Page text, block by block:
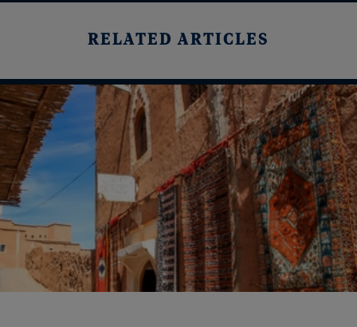
RELATED ARTICLES